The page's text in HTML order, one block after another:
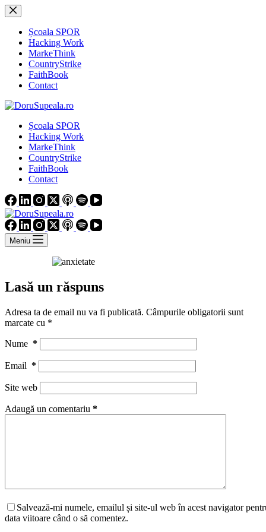
Sari
la
conținutȘcoala SPOR
Hacking Work
MarkeThink
CountryStrike
FaithBook
Contact
Școala SPOR
Hacking Work
MarkeThink
CountryStrike
FaithBook
Contact
Meniu
Lasă un răspuns
Adresa ta de email nu va fi publicată. Câmpurile obligatorii sunt
marcate cu *
Nume *
Email *
Site web
Adaugă un comentariu *
Salvează-mi numele, emailul și site-ul web în acest navigator
data viitoare când o să comentez.